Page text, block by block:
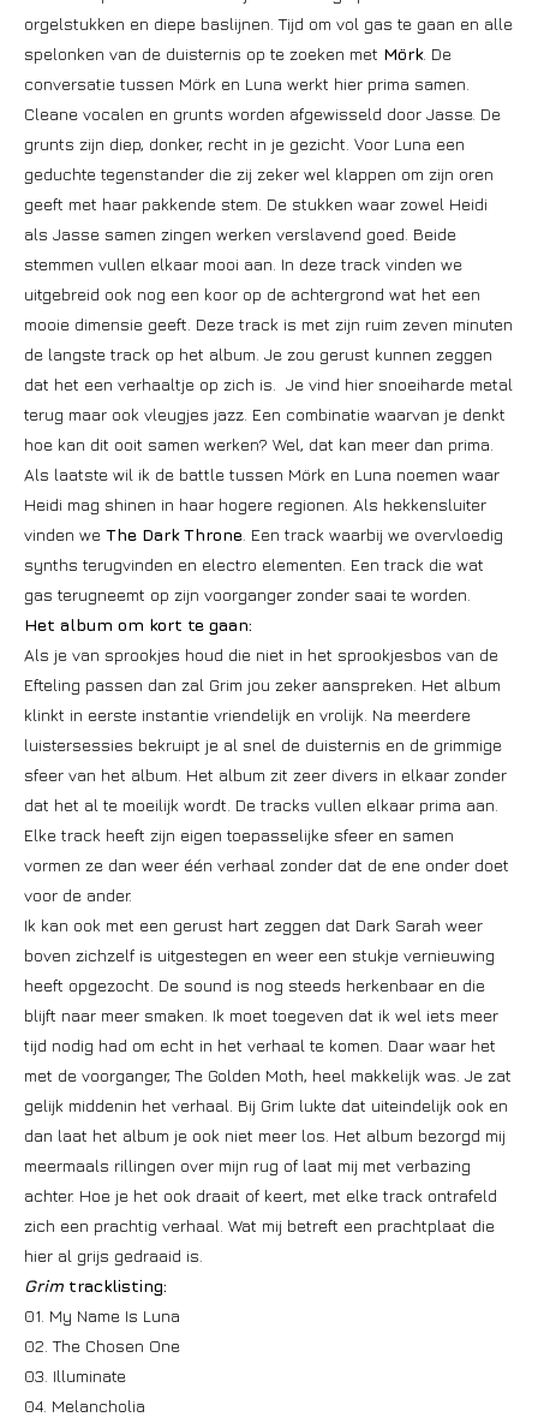
orgelstukken en diepe baslijnen. Tijd om vol gas te gaan en alle
spelonken van de duisternis op te zoeken met Mörk. De
conversatie tussen Mörk en Luna werkt hier prima samen.
Cleane vocalen en grunts worden afgewisseld door Jasse. De
grunts zijn diep, donker, recht in je gezicht. Voor Luna een
geduchte tegenstander die zij zeker wel klappen om zijn oren
geeft met haar pakkende stem. De stukken waar zowel Heidi
als Jasse samen zingen werken verslavend goed. Beide
stemmen vullen elkaar mooi aan. In deze track vinden we
uitgebreid ook nog een koor op de achtergrond wat het een
mooie dimensie geeft. Deze track is met zijn ruim zeven minuten
de langste track op het album. Je zou gerust kunnen zeggen
dat het een verhaaltje op zich is. Je vind hier snoeiharde metal
terug maar ook vleugjes jazz. Een combinatie waarvan je denkt
hoe kan dit ooit samen werken? Wel, dat kan meer dan prima.
Als laatste wil ik de battle tussen Mörk en Luna noemen waar
Heidi mag shinen in haar hogere regionen. Als hekkensluiter
vinden we The Dark Throne . Een track waarbij we overvloedig
synths terugvinden en electro elementen. Een track die wat
gas terugneemt op zijn voorganger zonder saai te worden.
Het album om kort te gaan:
Als je van sprookjes houd die niet in het sprookjesbos van de
Efteling passen dan zal Grim jou zeker aanspreken. Het album
klinkt in eerste instantie vriendelijk en vrolijk. Na meerdere
luistersessies bekruipt je al snel de duisternis en de grimmige
sfeer van het album. Het album zit zeer divers in elkaar zonder
dat het al te moeilijk wordt. De tracks vullen elkaar prima aan.
Elke track heeft zijn eigen toepasselijke sfeer en samen
vormen ze dan weer één verhaal zonder dat de ene onder doet
voor de ander.
Ik kan ook met een gerust hart zeggen dat Dark Sarah weer
boven zichzelf is uitgestegen en weer een stukje vernieuwing
heeft opgezocht. De sound is nog steeds herkenbaar en die
blijft naar meer smaken. Ik moet toegeven dat ik wel iets meer
tijd nodig had om echt in het verhaal te komen. Daar waar het
met de voorganger, The Golden Moth, heel makkelijk was. Je zat
gelijk middenin het verhaal. Bij Grim lukte dat uiteindelijk ook en
dan laat het album je ook niet meer los. Het album bezorgd mij
meermaals rillingen over mijn rug of laat mij met verbazing
achter. Hoe je het ook draait of keert, met elke track ontrafeld
zich een prachtig verhaal. Wat mij betreft een prachtplaat die
hier al grijs gedraaid is.
Grim tracklisting:
01. My Name Is Luna
02. The Chosen One
03. Illuminate
04. Melancholia